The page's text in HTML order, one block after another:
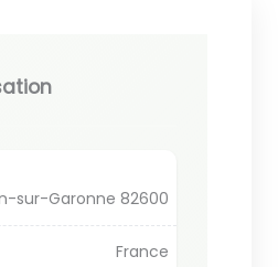
sur-Garonne 82600
France